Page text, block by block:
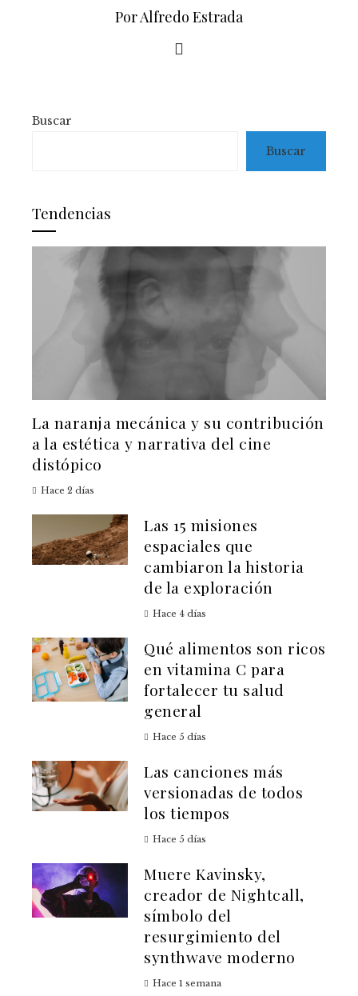
Por Alfredo Estrada
Buscar
Buscar
Tendencias
La naranja mecánica y su contribución
a la estética y narrativa del cine
distópico
Hace 2 días
Las 15 misiones
espaciales que
cambiaron la historia
de la exploración
Hace 4 días
Qué alimentos son ricos
en vitamina C para
fortalecer tu salud
general
Hace 5 días
Las canciones más
versionadas de todos
los tiempos
Hace 5 días
Muere Kavinsky,
creador de Nightcall,
símbolo del
resurgimiento del
synthwave moderno
Hace 1 semana